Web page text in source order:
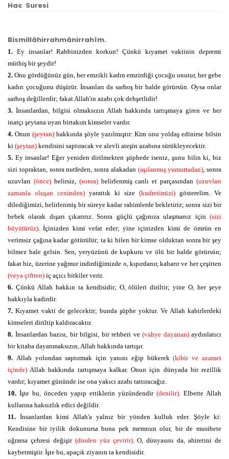
Hac Suresi
Bismillâhirrahmânirrahîm.
1. Ey insanlar! Rabbinizden korkun! Çünkü kıyamet vaktinin depremi
müthiş bir şeydir!
2. Onu gördüğünüz gün, her emzikli kadın emzirdiği çocuğu unutur, her gebe
kadın çocuğunu düşürür. İnsanları da sarhoş bir halde görürsün. Oysa onlar
sarhoş değillerdir; fakat Allah'ın azabı çok dehşetlidir!
3. İnsanlardan, bilgisi olmaksızın Allah hakkında tartışmaya giren ve her
inatçı şeytana uyan birtakım kimseler vardır.
4. Onun (şeytan)hakkında şöyle yazılmıştır: Kim onu yoldaş edinirse bilsin
ki (şeytan) kendisini saptıracak ve alevli ateşin azabına sürükleyecektir.
5. Ey insanlar! Eğer yeniden dirilmekten şüphede iseniz, şunu bilin ki, biz
sizi topraktan, sonra nutfeden, sonra alakadan (aşılanmış yumurtadan), sonra
uzuvları (önce)belirsiz, (sonra)belirlenmiş canlı et parçasından (uzuvları
zamanla oluşan ceninden) yarattık ki size (kudretimizi) gösterelim. Ve
dilediğimizi, belirlenmiş bir süreye kadar rahimlerde bekletiriz; sonra sizi bir
bebek olarak dışarı çıkarırız. Sonra güçlü çağınıza ulaşmanız için (sizi
büyütürüz). İçinizden kimi vefat eder; yine içinizden kimi de ömrün en
verimsiz çağına kadar götürülür; ta ki bilen bir kimse olduktan sonra bir şey
bilmez hale gelsin. Sen, yeryüzünü de kupkuru ve ölü bir halde görürsün;
fakat biz, üzerine yağmur indirdiğimizde o, kıpırdanır, kabarır ve her çeşitten
(veya çiftten) iç açıcı bitkiler verir.
6. Çünkü Allah hakkın ta kendisidir; O, ölüleri diriltir; yine O, her şeye
hakkıyla kadirdir.
7. Kıyamet vakti de gelecektir; bunda şüphe yoktur. Ve Allah kabirlerdeki
kimseleri diriltip kaldıracaktır.
8. İnsanlardan bazısı, bir bilgisi, bir rehberi ve (vahye dayanan)aydınlatıcı
bir kitaba dayanmaksızın, Allah hakkında tartışır.
9. Allah yolundan saptırmak için yanını eğip bükerek(kibir ve azamet
içinde) Allah hakkında tartışmaya kalkar. Onun için dünyada bir rezillik
vardır; kıyamet gününde ise ona yakıcı azabı tattıracağız.
10. İşte bu, önceden yapıp ettiklerin yüzündendir (denilir). Elbette Allah
kullarına haksızlık edici değildir.
11. İnsanlardan kimi Allah'a yalnız bir yönden kulluk eder. Şöyle ki:
Kendisine bir iyilik dokunursa buna pek memnun olur, bir de musibete
uğrarsa çehresi değişir (dinden yüz çevirir). O, dünyasını da, ahiretini de
kaybetmiştir. İşte bu, apaçık ziyanın ta kendisidir.